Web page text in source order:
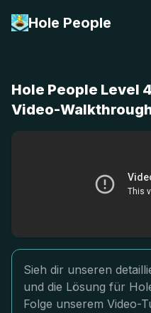
Hole People
Hole People Level
Video-
Sieh dir unseren
und die Lösung für
Folge unserem Video-